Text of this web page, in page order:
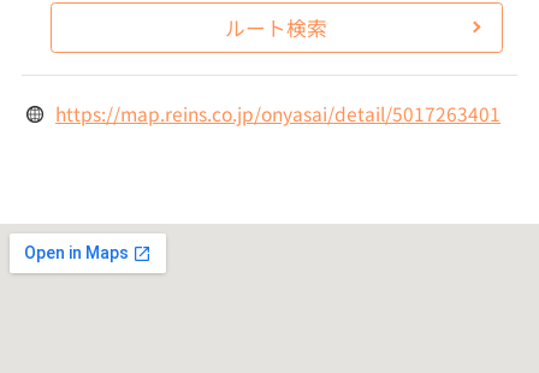
ルート検索
https://map.reins.co.jp/onyasai/detail/5017263401